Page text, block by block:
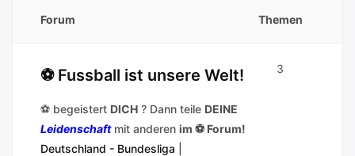
Forum Themen
⚽ Fussball ist unsere Welt!
⚽ begeistert DICH ? Dann teile DEINE
Leidenschaftmit anderen im ⚽ Forum!
Deutschland - Bundesliga
3